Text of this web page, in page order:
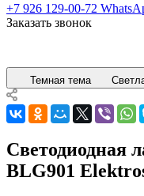
+7 926 129-00-72
Заказать звонок
Темная тема
Светодиодная
BLG901